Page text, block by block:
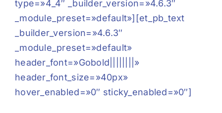
type=»4_4″ _builder_version=»4.6.3″
_module_preset=»default»][et_pb_text
_builder_version=»4.6.3″
_module_preset=»default»
header_font=»Gobold||||||||»
header_font_size=»40px»
hover_enabled=»0″ sticky_enabled=»0″]